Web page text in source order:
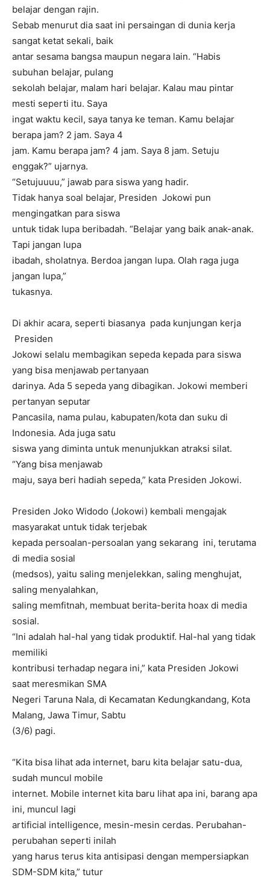
belajar dengan rajin.
Sebab menurut dia saat ini persaingan di dunia kerja
sangat ketat sekali, baik
antar sesama bangsa maupun negara lain. “Habis
subuhan belajar, pulang
sekolah belajar, malam hari belajar. Kalau mau pintar
mesti seperti itu. Saya
ingat waktu kecil, saya tanya ke teman. Kamu belajar
berapa jam? 2 jam. Saya 4
jam. Kamu berapa jam? 4 jam. Saya 8 jam. Setuju
enggak?” ujarnya.
“Setujuuuu,” jawab para siswa yang hadir.
Tidak hanya soal belajar, Presiden Jokowi pun
mengingatkan para siswa
untuk tidak lupa beribadah. “Belajar yang baik anak-anak.
Tapi jangan lupa
ibadah, sholatnya. Berdoa jangan lupa. Olah raga juga
jangan lupa,”
tukasnya.
Di akhir acara, seperti biasanya pada kunjungan kerja
Presiden
Jokowi selalu membagikan sepeda kepada para siswa
yang bisa menjawab pertanyaan
darinya. Ada 5 sepeda yang dibagikan. Jokowi memberi
pertanyan seputar
Pancasila, nama pulau, kabupaten/kota dan suku di
Indonesia. Ada juga satu
siswa yang diminta untuk menunjukkan atraksi silat.
“Yang bisa menjawab
maju, saya beri hadiah sepeda,” kata Presiden Jokowi.
Presiden Joko Widodo (Jokowi) kembali mengajak
masyarakat untuk tidak terjebak
kepada persoalan-persoalan yang sekarang ini, terutama
di media sosial
(medsos), yaitu saling menjelekkan, saling menghujat,
saling menyalahkan,
saling memfitnah, membuat berita-berita hoax di media
sosial.
“Ini adalah hal-hal yang tidak produktif. Hal-hal yang tidak
memiliki
kontribusi terhadap negara ini,” kata Presiden Jokowi
saat meresmikan SMA
Negeri Taruna Nala, di Kecamatan Kedungkandang, Kota
Malang, Jawa Timur, Sabtu
(3/6) pagi.
“Kita bisa lihat ada internet, baru kita belajar satu-dua,
sudah muncul mobile
internet. Mobile internet kita baru lihat apa ini, barang apa
ini, muncul lagi
artificial intelligence, mesin-mesin cerdas. Perubahan-
perubahan seperti inilah
yang harus terus kita antisipasi dengan mempersiapkan
SDM-SDM kita,” tutur